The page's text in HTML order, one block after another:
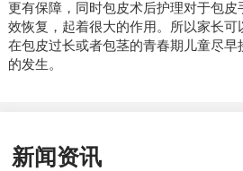
更有保障，同时包皮术后护理对于包
效恢复，起着很大的作用。所以家长
在包皮过长或者包茎的青春期儿童尽早
的发生。
新闻资讯